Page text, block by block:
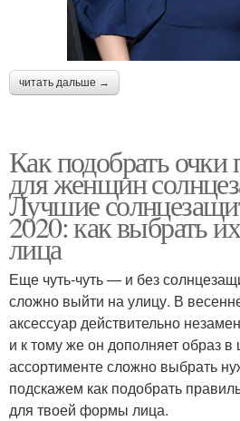
читать дальше →
Как подобрать
для женщин
Лучшие
2020: как выбрать
лица
Еще чуть-чуть — и без
сложно выйти на улицу. В
аксессуар действительно
и к тому же он дополняет образ
ассортименте сложно выбрать
подскажем как подобрать
для твоей формы лица.